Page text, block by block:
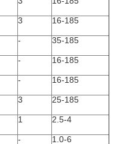
3 16-185
- 35-185
- 16-185
- 16-185
3 25-185
1 2.5-4
- 1.0-6